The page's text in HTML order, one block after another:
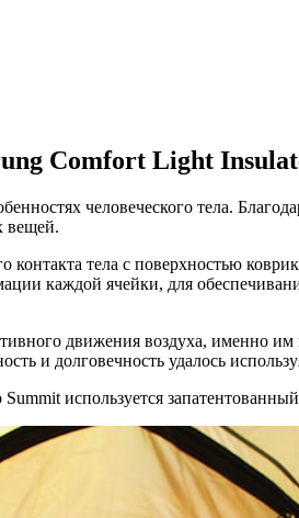
Comfort Light
человеческого тела.
вещей.
тела с поверхностью
каждой ячейки, для
движения воздуха, именно им
и долговечность удалось
используется